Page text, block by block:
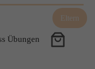
Übungen
Eltern